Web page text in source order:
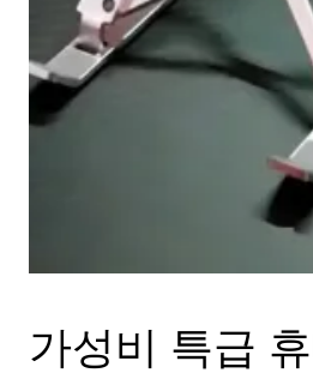
가성비 특급